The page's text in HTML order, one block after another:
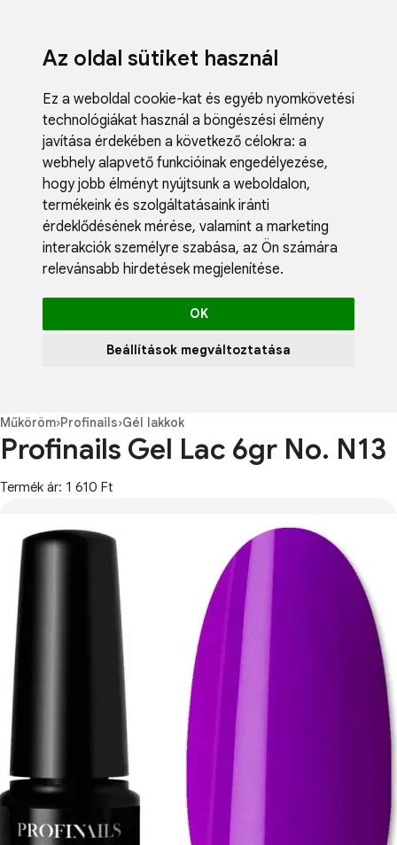
Az oldal sütiket használ
Ez a weboldal cookie-kat és egyéb nyomkövetési
technológiákat használ a böngészési élmény
javítása érdekében a következő célokra: a
webhely alapvető funkcióinak engedélyezése,
hogy jobb élményt nyújtsunk a weboldalon,
termékeink és szolgáltatásaink iránti
érdeklődésének mérése, valamint a marketing
interakciók személyre szabása, az Ön számára
relevánsabb hirdetések megjelenítése.
OK
Beállítások megváltoztatása
Blog
Műköröm›Profinails›Gél lakkok
Profinails Gel Lac 6gr No. N13
Termék ár: 1 610 Ft